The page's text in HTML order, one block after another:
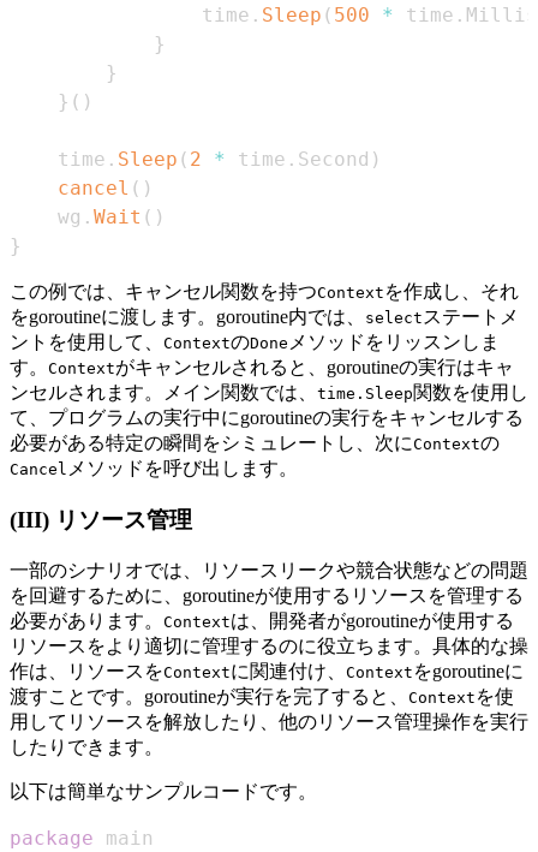
                time
. Sleep ( 500 * time .
}
}
} ( )
    time
. Sleep ( 2 * time . Second )
cancel ( )
    wg
. Wait ( )
}
この例では、キャンセル関数を持つContext を作成し、それ
をgoroutineに渡します。goroutine内では、
select ステートメ
ントを使用して、 ContextのDone メソッドをリッスンしま
す。 Contextがキャンセルされると、goroutineの実行はキャ
ンセルされます。メイン関数では、 time.Sleep関数を使用し
て、プログラムの実行中にgoroutineの実行をキャンセルする
必要がある特定の瞬間をシミュレートし、次にContextの
Cancel メソッドを呼び出します。
(III) リソース管理
一部のシナリオでは、リソースリークや競合状態などの問題
を回避するために、goroutineが使用するリソースを管理する
必要があります。 Contextは、開発者がgoroutineが使用する
リソースをより適切に管理するのに役立ちます。具体的な操
作は、リソースをContextに関連付け、 Context をgoroutineに
渡すことです。goroutineが実行を完了すると、 Context を使
用してリソースを解放したり、他のリソース管理操作を実行
したりできます。
以下は簡単なサンプルコードです。
package